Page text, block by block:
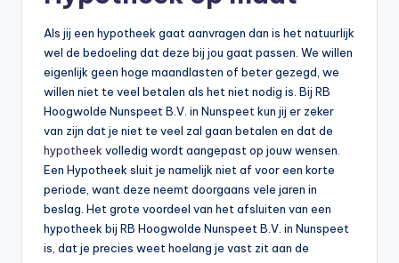
Als jij een hypotheek gaat aanvragen dan is het natuurlijk
wel de bedoeling dat deze bij jou gaat passen. We willen
eigenlijk geen hoge maandlasten of beter gezegd, we
willen niet te veel betalen als het niet nodig is. Bij RB
Hoogwolde Nunspeet B.V. in Nunspeet kun jij er zeker
van zijn dat je niet te veel zal gaan betalen en dat de
hypotheek volledig wordt aangepast op jouw wensen.
Een Hypotheek sluit je namelijk niet af voor een korte
periode, want deze neemt doorgaans vele jaren in
beslag. Het grote voordeel van het afsluiten van een
hypotheek bij RB Hoogwolde Nunspeet B.V. in Nunspeet
is, dat je precies weet hoelang je vast zit aan de